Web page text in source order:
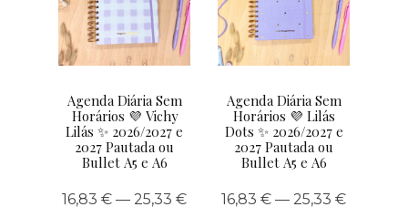
Agenda Diária Sem
Horários 💜 Vichy
Lilás ✨ 2026/2027 e
2027 Pautada ou
Bullet A5 e A6
16,83 € — 25,33 €
Agenda Diária Sem
Horários 💜 Lilás
Dots ✨ 2026/2027 e
2027 Pautada ou
Bullet A5 e A6
16,83 € — 25,33 €